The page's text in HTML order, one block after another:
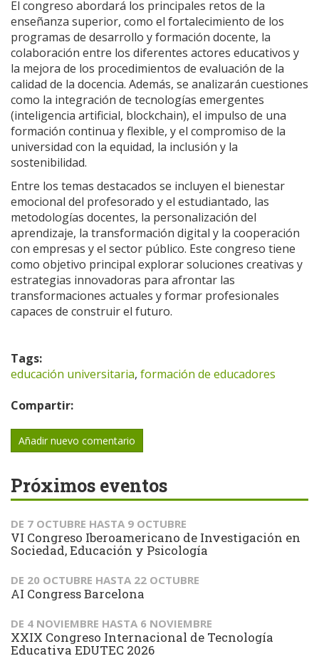
El congreso abordará los principales retos de la
enseñanza superior, como el fortalecimiento de los
programas de desarrollo y formación docente, la
colaboración entre los diferentes actores educativos y
la mejora de los procedimientos de evaluación de la
calidad de la docencia. Además, se analizarán cuestiones
como la integración de tecnologías emergentes
(inteligencia artificial, blockchain), el impulso de una
formación continua y flexible, y el compromiso de la
universidad con la equidad, la inclusión y la
sostenibilidad.
Entre los temas destacados se incluyen el bienestar
emocional del profesorado y el estudiantado, las
metodologías docentes, la personalización del
aprendizaje, la transformación digital y la cooperación
con empresas y el sector público. Este congreso tiene
como objetivo principal explorar soluciones creativas y
estrategias innovadoras para afrontar las
transformaciones actuales y formar profesionales
capaces de construir el futuro.
Tags:
educación universitaria, formación de educadores
Compartir:
Añadir nuevo comentario
Próximos eventos
DE 7 OCTUBRE HASTA 9 OCTUBRE
VI Congreso Iberoamericano de Investigación en
Sociedad, Educación y Psicología
DE 20 OCTUBRE HASTA 22 OCTUBRE
AI Congress Barcelona
DE 4 NOVIEMBRE HASTA 6 NOVIEMBRE
XXIX Congreso Internacional de Tecnología
Educativa EDUTEC 2026